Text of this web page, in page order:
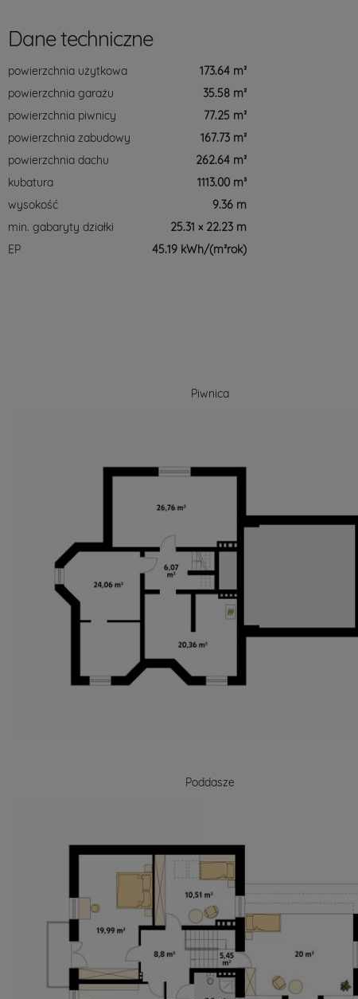
Dane techniczne
powierzchnia użytkowa
173.64 m²
powierzchnia garażu
35.58 m²
powierzchnia piwnicy
77.25 m²
powierzchnia zabudowy
167.73 m²
powierzchnia dachu
262.64 m²
kubatura
1113.00 m³
wysokość
9.36 m
min. gabaryty działki
25.31 × 22.23 m
EP
45.19 kWh/(m²rok)
Piwnica
Poddasze